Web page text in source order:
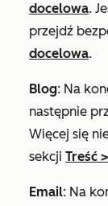
docelowa.
przejdź
docelowa.
Blog: Na
następnie
Więcej się
sekcji Treść >
Email: Na